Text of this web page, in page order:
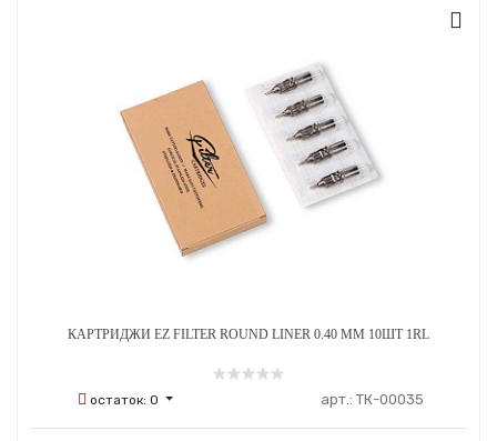
КАРТРИДЖИ EZ FILTER ROUND LINER 0.40 ММ 10ШТ 1RL
остаток: 0 арт.: ТК-00035